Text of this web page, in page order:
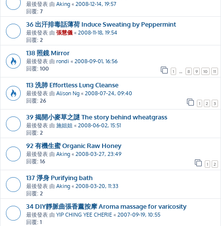
最後發表 由 Aking « 2008-12-14, 19:57
回覆: 7
36 出汗排毒話薄荷 Induce Sweating by Peppermint
最後發表 由 張慧儀 « 2008-11-18, 19:54
回覆: 2
138 照鏡 Mirror
最後發表 由 rondi « 2008-09-01, 16:56
回覆: 100 1 8 9 10 11
113 洗肺 Effortless Lung Cleanse
最後發表 由 Alison Ng « 2008-07-24, 09:40
回覆: 26 1 2 3
39 揭開小麥草之謎 The story behind wheatgrass
最後發表 由 施姐姐 « 2008-06-02, 15:51
回覆: 2
92 有機生蜜 Organic Raw Honey
最後發表 由 Aking « 2008-03-27, 23:49
回覆: 16 1 2
137 淨身 Purifying bath
最後發表 由 Aking « 2008-03-20, 11:33
回覆: 2
34 DIY靜脈曲張香薰按摩 Aroma massage for varicosity
最後發表 由 YIP CHING YEE CHERIE « 2007-09-19, 10:55
回覆: 1